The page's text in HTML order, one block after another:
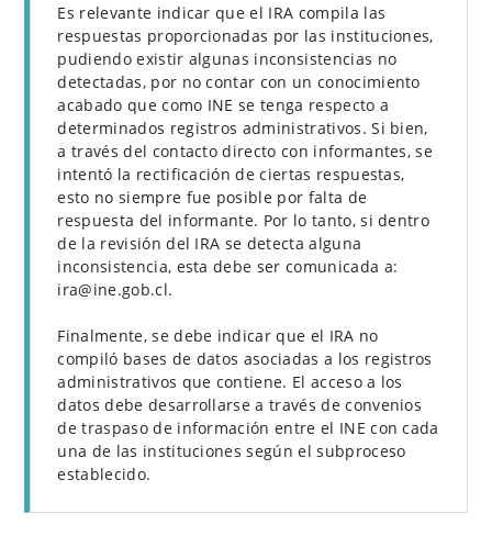
Es relevante indicar que el IRA compila las
respuestas proporcionadas por las instituciones,
pudiendo existir algunas inconsistencias no
detectadas, por no contar con un conocimiento
acabado que como INE se tenga respecto a
determinados registros administrativos. Si bien,
a través del contacto directo con informantes, se
intentó la rectificación de ciertas respuestas,
esto no siempre fue posible por falta de
respuesta del informante. Por lo tanto, si dentro
de la revisión del IRA se detecta alguna
inconsistencia, esta debe ser comunicada a:
ira@ine.gob.cl.
Finalmente, se debe indicar que el IRA no
compiló bases de datos asociadas a los registros
administrativos que contiene. El acceso a los
datos debe desarrollarse a través de convenios
de traspaso de información entre el INE con cada
una de las instituciones según el subproceso
establecido.